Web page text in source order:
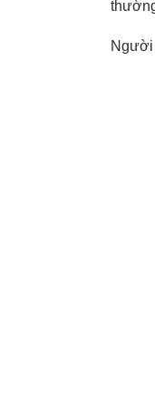
Người